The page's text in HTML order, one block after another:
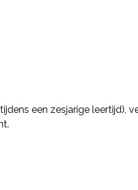
een zesjarige leertijd),